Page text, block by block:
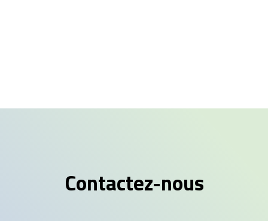
Contactez-nous